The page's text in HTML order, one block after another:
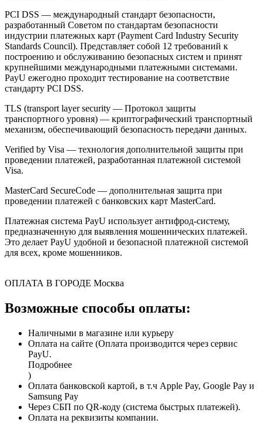
PCI DSS — международный стандарт безопасности,
разработанный Советом по стандартам безопасности
индустрии платежных карт (Payment Card Industry Security
Standards Council). Представляет собой 12 требований к
построению и обслуживанию безопасных систем и принят
крупнейшими международными платежными системами.
PayU ежегодно проходит тестирование на соответствие
стандарту PCI DSS.
TLS (transport layer security — Протокол защиты
транспортного уровня) — криптографический транспортный
механизм, обеспечивающий безопасность передачи данных.
Verified by Visa — технология дополнительной защиты при
проведении платежей, разработанная платежной системой
Visa.
MasterCard SecureCode — дополнительная защита при
проведении платежей с банковских карт MasterCard.
Платежная система PayU использует антифрод-систему,
предназначенную для выявления мошеннических платежей.
Это делает PayU удобной и безопасной платежной системой
для всех, кроме мошенников.
ОПЛАТА В ГОРОДЕ Москва
Возможные способы оплаты:
Наличными в магазине или курьеру
Оплата на сайте (Оплата производится через сервис
PayU.
Подробнее
)
Оплата банковской картой, в т.ч Apple Pay, Google Pay и
Samsung Pay
Через СБП по QR-коду (система быстрых платежей).
Оплата на реквизиты компании.